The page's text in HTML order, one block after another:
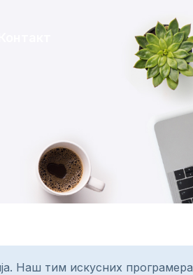
Наш тим искусних програмера